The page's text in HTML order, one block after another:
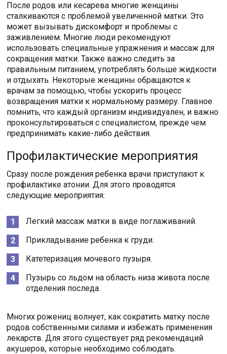
После родов или кесарева многие женщины
сталкиваются с проблемой увеличенной матки. Это
может вызывать дискомфорт и проблемы с
заживлением. Многие люди рекомендуют
использовать специальные упражнения и массаж для
сокращения матки. Также важно следить за
правильным питанием, употреблять больше жидкости
и отдыхать. Некоторые женщины обращаются к
врачам за помощью, чтобы ускорить процесс
возвращения матки к нормальному размеру. Главное
помнить, что каждый организм индивидуален, и важно
проконсультироваться с специалистом, прежде чем
предпринимать какие-либо действия.
Профилактические мероприятия
Сразу после рождения ребенка врачи приступают к
профилактике атонии. Для этого проводятся
следующие мероприятия:
Легкий массаж матки в виде поглаживаний.
Прикладывание ребенка к груди.
Катетеризация мочевого пузыря.
Пузырь со льдом на область низа живота после
отделения последа.
Многих рожениц волнует, как сократить матку после
родов собственными силами и избежать применения
лекарств. Для этого существует ряд рекомендаций
акушеров, которые необходимо соблюдать.